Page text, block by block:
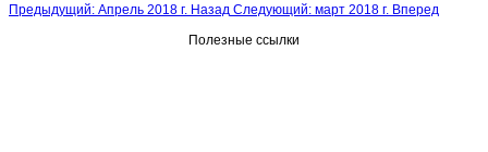
Предыдущий: Апрель 2018 г. Назад Следующий: март 2018 г. Вперед
Полезные ссылки